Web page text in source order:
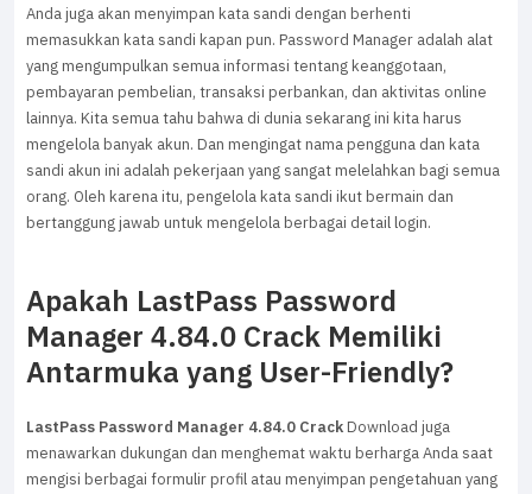
Anda juga akan menyimpan kata sandi dengan berhenti
memasukkan kata sandi kapan pun. Password Manager adalah alat
yang mengumpulkan semua informasi tentang keanggotaan,
pembayaran pembelian, transaksi perbankan, dan aktivitas online
lainnya. Kita semua tahu bahwa di dunia sekarang ini kita harus
mengelola banyak akun. Dan mengingat nama pengguna dan kata
sandi akun ini adalah pekerjaan yang sangat melelahkan bagi semua
orang. Oleh karena itu, pengelola kata sandi ikut bermain dan
bertanggung jawab untuk mengelola berbagai detail login.
Apakah LastPass Password
Manager 4.84.0 Crack Memiliki
Antarmuka yang User-Friendly?
LastPass Password Manager 4.84.0 CrackDownload juga
menawarkan dukungan dan menghemat waktu berharga Anda saat
mengisi berbagai formulir profil atau menyimpan pengetahuan yang